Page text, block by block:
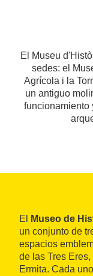
El Museu
sedes: el
Agrícola i la
un antiguo
funcionamiento
El Museo de
un conjunto de
espacios
de las Tres
Ermita. Cada